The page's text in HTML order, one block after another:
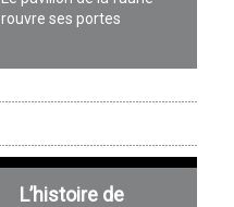
rouvre ses portes
L’histoire de